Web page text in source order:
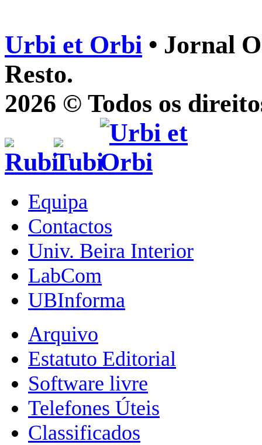
Urbi et Orbi • Jornal
Resto.
2026 © Todos os
Equipa
Contactos
Univ. Beira Interior
LabCom
UBInforma
Arquivo
Estatuto Editorial
Software livre
Telefones Úteis
Classificados